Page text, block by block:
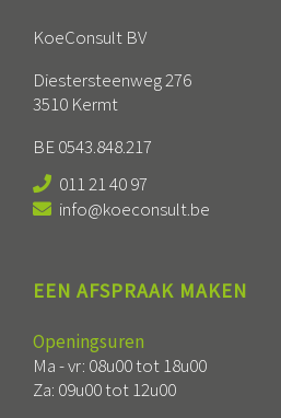
KoeConsult BV
Diestersteenweg 276
3510 Kermt
BE 0543.848.217
011 21 40 97
info@koeconsult.be
EEN AFSPRAAK MAKEN
Openingsuren
Ma - vr: 08u00 tot 18u00
Za: 09u00 tot 12u00